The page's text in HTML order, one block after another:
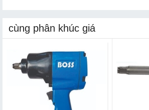
cùng phân khúc giá